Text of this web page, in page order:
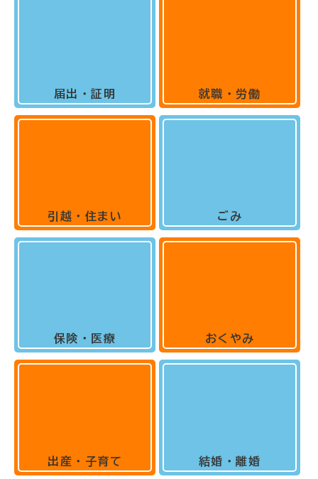
届出・証明
引越・住まい
保険・医療
出産・子育て
就職・労働
ごみ
おくやみ
結婚・離婚